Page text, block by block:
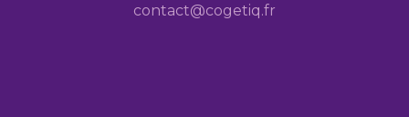
contact@cogetiq.fr